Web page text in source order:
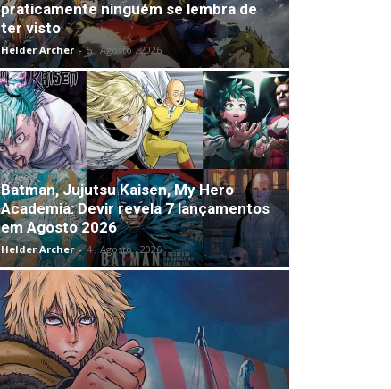
praticamente ninguém se lembra de
ter visto
Helder Archer - 5 , Agosto , 2026
Batman, Jujutsu Kaisen, My Hero
Academia: Devir revela 7 lançamentos
em Agosto 2026
Helder Archer - 4 , Agosto , 2026